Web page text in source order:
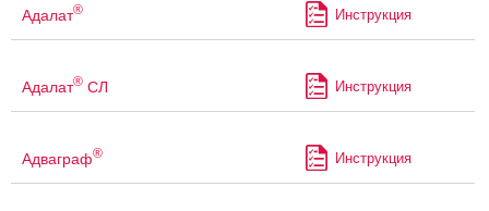
Адалат® Инструкция
Адалат® СЛ Инструкция
Адваграф® Инструкция